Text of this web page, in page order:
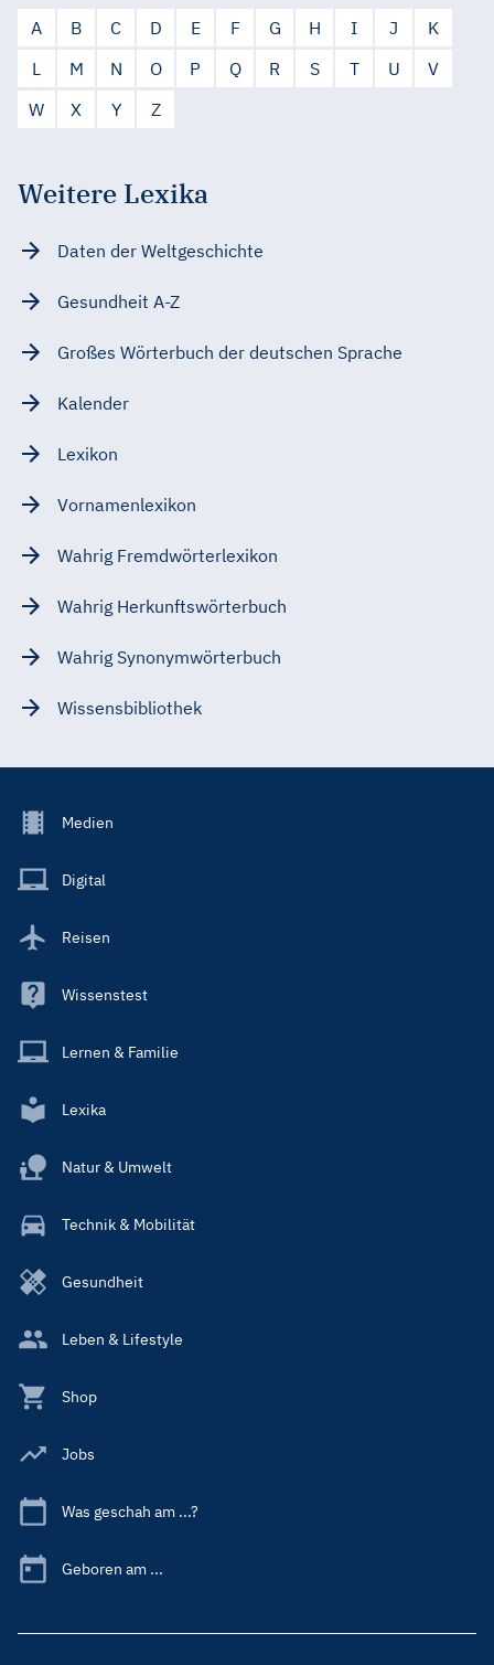
A B C D E F G H I J
K
L
M N O P Q R S T U
V
W
X Y Z
Weitere Lexika
Daten der Weltgeschichte
Gesundheit A-Z
Großes Wörterbuch der deutschen Sprache
Kalender
Lexikon
Vornamenlexikon
Wahrig Fremdwörterlexikon
Wahrig Herkunftswörterbuch
Wahrig Synonymwörterbuch
Wissensbibliothek
Footer
Main
Medien
Digital
Reisen
Wissenstest
Lernen & Familie
Lexika
Natur & Umwelt
Technik & Mobilität
Gesundheit
Leben & Lifestyle
Shop
Jobs
Was geschah am ...?
Geboren am ...